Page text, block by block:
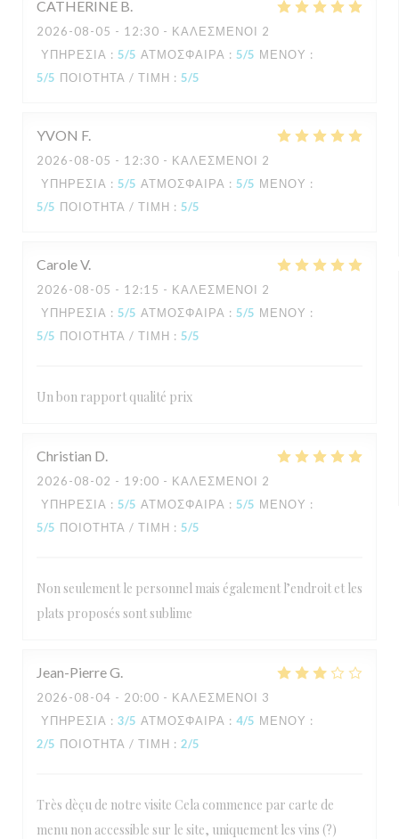
CATHERINE B
2026-08-05 - 12:30 - ΚΑΛΕΣΜΈΝΟΙ 2
ΥΠΗΡΕΣΊΑ : 5/5 ΑΤΜΌΣΦΑΙΡΑ : 5/5 ΜΕΝΟΎ :
5/5 ΠΟΙΌΤΗΤΑ / ΤΙΜΉ : 5/5
YVON F
2026-08-05 - 12:30 - ΚΑΛΕΣΜΈΝΟΙ 2
ΥΠΗΡΕΣΊΑ : 5/5 ΑΤΜΌΣΦΑΙΡΑ : 5/5 ΜΕΝΟΎ :
5/5 ΠΟΙΌΤΗΤΑ / ΤΙΜΉ : 5/5
CaroleV
2026-08-05 - 12:15 - ΚΑΛΕΣΜΈΝΟΙ 2
ΥΠΗΡΕΣΊΑ : 5/5 ΑΤΜΌΣΦΑΙΡΑ : 5/5 ΜΕΝΟΎ :
5/5 ΠΟΙΌΤΗΤΑ / ΤΙΜΉ : 5/5
Un bon rapport qualité prix
Christian D
2026-08-02 - 19:00 - ΚΑΛΕΣΜΈΝΟΙ 2
ΥΠΗΡΕΣΊΑ : 5/5 ΑΤΜΌΣΦΑΙΡΑ : 5/5 ΜΕΝΟΎ :
5/5 ΠΟΙΌΤΗΤΑ / ΤΙΜΉ : 5/5
Non seulement le personnel mais également l’endroit et les
plats proposés sont sublime
Jean-PierreG
2026-08-04 - 20:00 - ΚΑΛΕΣΜΈΝΟΙ 3
ΥΠΗΡΕΣΊΑ : 3/5 ΑΤΜΌΣΦΑΙΡΑ : 4/5 ΜΕΝΟΎ :
2/5 ΠΟΙΌΤΗΤΑ / ΤΙΜΉ : 2/5
Très dèçu de notre visite Cela commence par carte de
menu non accessible sur le site, uniquement les vins (?)